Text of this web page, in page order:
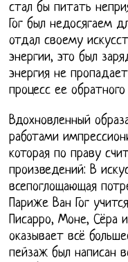
стал бы питать
Гог был недосягаем
отдал своему
энергии, это был
энергия не
процесс ее
Вдохновленный
работами
которая по праву
произведений: В
всепоглощающая
Париже Ван Гог
Писарро, Моне, Сёра
оказывает всё
пейзаж был написан